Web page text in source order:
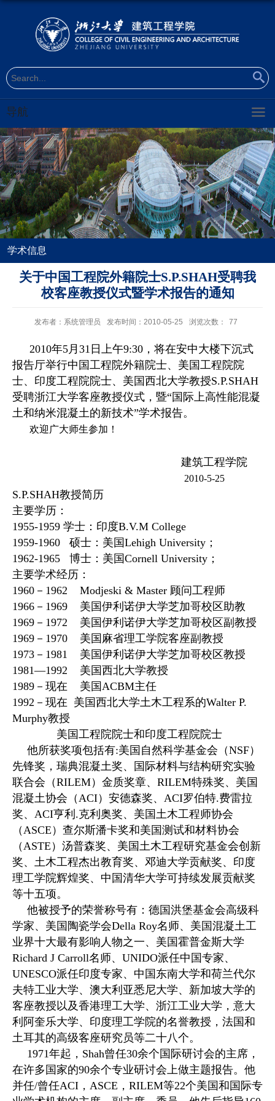
导航
学术信息
关于中国工程院外籍院士S.P.SHAH受聘我
校客座教授仪式暨学术报告的通知
发布者：系统管理员 发布时间：2010-05-25 浏览次数： 77
2010年5月 31 日上午9:30 ，将在安中大楼下沉式
报告厅举行中国工程院外籍院士、美国工程院院
士、印度工程院院士、美国西北大学教授S.P.SHAH
受聘浙江大学客座教授仪式，暨“国际上高性能混凝
土和纳米混凝土的新技术”学术报告。
欢迎广大师生参加！
建筑工程学院
2010-5-25
S.P.SHAH教授简历
主要学历：
1955-1959 学士：印度B.V.M College
1959-1960
硕士：美国Lehigh University ；
1962-1965
博士：美国Cornell University ；
主要学术经历：
1960 － 1962 Modjeski & Master 顾问工程师
1966 － 1969
美国伊利诺伊大学芝加哥校区助教
1969 － 1972
美国伊利诺伊大学芝加哥校区副教授
1969 － 1970
美国麻省理工学院客座副教授
1973 － 1981
美国伊利诺伊大学芝加哥校区教授
1981—1992
美国西北大学教授
1989 －现在 美国ACBM主任
1992 －现在 美国西北大学土木工程系的Walter P.
Murphy教授
美国工程院院士和印度工程院院士
他所获奖项包括有:美国自然科学基金会（NSF）
先锋奖，瑞典混凝土奖、国际材料与结构研究实验
联合会（RILEM）金质奖章、 RILEM特殊奖、美国
混凝土协会（ACI）安德森奖、 ACI罗伯特.费雷拉
奖、 ACI亨利 .克利奥奖、美国土木工程师协会
（ASCE ）查尔斯潘卡奖和美国测试和材料协会
（ASTE ）汤普森奖、美国土木工程研究基金会创新
奖、土木工程杰出教育奖、邓迪大学贡献奖、印度
理工学院辉煌奖、中国清华大学可持续发展贡献奖
等十五项。
他被授予的荣誉称号有：德国洪堡基金会高级科
学家、美国陶瓷学会Della Roy名师、美国混凝土工
业界十大最有影响人物之一、美国霍普金斯大学
Richard J Carroll名师、 UNIDO派任中国专家、
UNESCO派任印度专家、中国东南大学和荷兰代尔
夫特工业大学、澳大利亚悉尼大学、新加坡大学的
客座教授以及香港理工大学、浙江工业大学，意大
利阿奎乐大学、印度理工学院的名誉教授，法国和
土耳其的高级客座研究员等二十八个。
1971年起， Shah曾任30余个国际研讨会的主席，
在许多国家的90余个专业研讨会上做主题报告。他
并任/曾任ACI ， ASCE ， RILEM等22个美国和国际专